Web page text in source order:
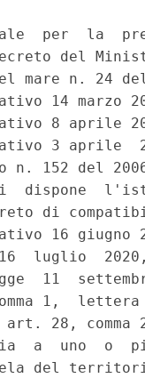
per  la
del
n. 24
14 marzo
8 aprile
3 aprile
n. 152 del
si  dispone
di
16 giugno
luglio
11
1,
art. 28,
a  uno  o
del